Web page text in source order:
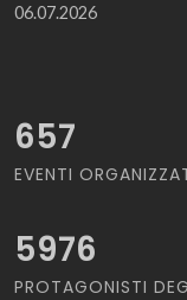
06.07.2026
657
EVENTI
5976
PROTAGONISTI